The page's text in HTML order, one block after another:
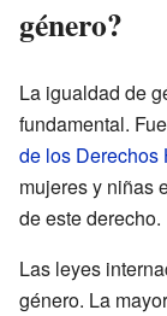
género?
La igualdad de
fundamental.
de los Derechos
mujeres y niñas
de este derecho.
Las leyes
género. La